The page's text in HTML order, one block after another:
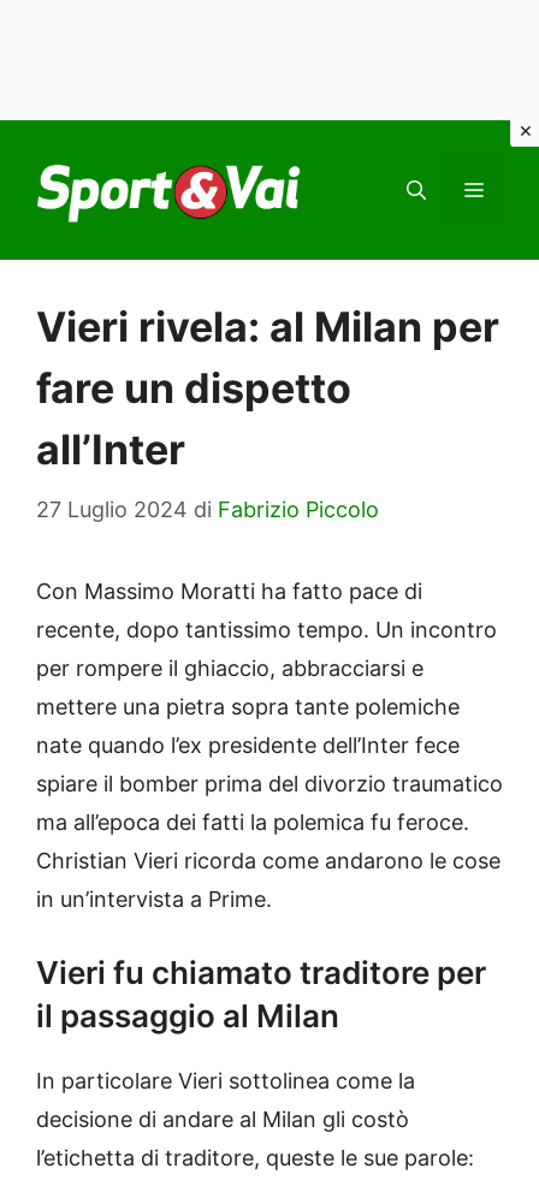
contenuto
Vieri rivela: al Milan per
fare un dispetto
all’Inter
27 Luglio 2024 di Fabrizio Piccolo
Con Massimo Moratti ha fatto pace di
recente, dopo tantissimo tempo. Un incontro
per rompere il ghiaccio, abbracciarsi e
mettere una pietra sopra tante polemiche
nate quando l’ex presidente dell’Inter fece
spiare il bomber prima del divorzio traumatico
ma all’epoca dei fatti la polemica fu feroce.
Christian Vieri ricorda come andarono le cose
in un’intervista a Prime.
Vieri fu chiamato traditore per
il passaggio al Milan
In particolare Vieri sottolinea come la
decisione di andare al Milan gli costò
l’etichetta di traditore, queste le sue parole: